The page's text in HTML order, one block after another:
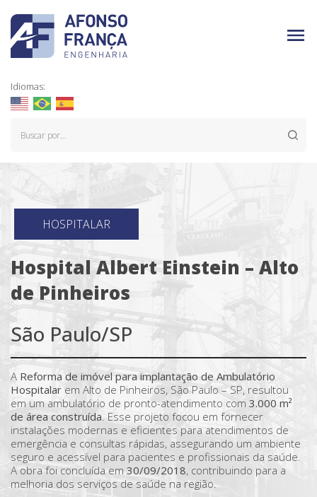
Idiomas:
HOSPITALAR
Hospital Albert Einstein – Alto
de Pinheiros
São Paulo/SP
A Reforma de imóvel para implantação de Ambulatório
Hospitalar em Alto de Pinheiros, São Paulo – SP, resultou
em um ambulatório de pronto-atendimento com 3.000 m²
de área construída. Esse projeto focou em fornecer
instalações modernas e eficientes para atendimentos de
emergência e consultas rápidas, assegurando um ambiente
seguro e acessível para pacientes e profissionais da saúde.
A obra foi concluída em30/09/2018, contribuindo para a
melhoria dos serviços de saúde na região.